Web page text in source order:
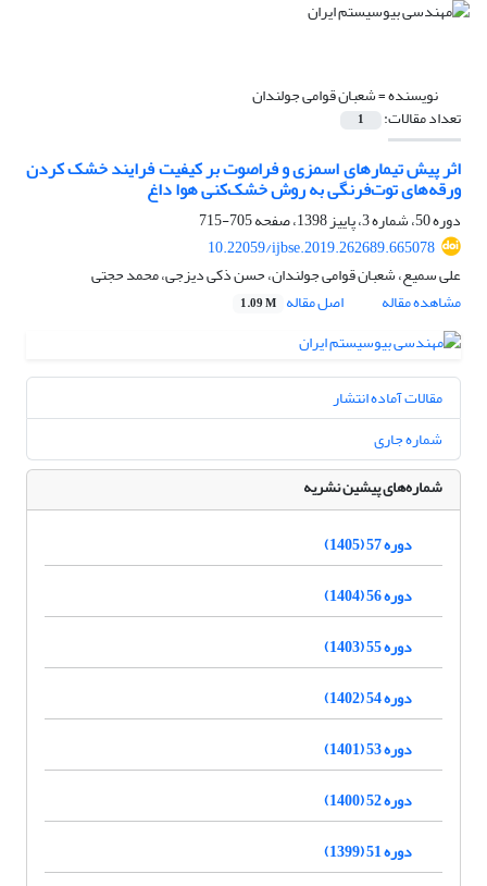
نویسنده =شعبان قوامی جولندان
تعداد مقالات: 1
اثر پیش تیمارهای اسمزی و فراصوت بر کیفیت فرایند خشک کردن
ورقه‌های توت‌فرنگی به روش خشک‌کنی هوا داغ
دوره 50، شماره 3، پاییز 1398، صفحه
705-715
10.22059/ijbse.2019.262689.665078
علی سمیع، شعبان قوامی جولندان، حسن ذکی دیزجی، محمد حجتی
مشاهده مقاله
اصل مقاله 1.09 M
مقالات آماده انتشار
شماره جاری
شماره‌های پیشین نشریه
دوره 57 (1405)
دوره 56 (1404)
دوره 55 (1403)
دوره 54 (1402)
دوره 53 (1401)
دوره 52 (1400)
دوره 51 (1399)